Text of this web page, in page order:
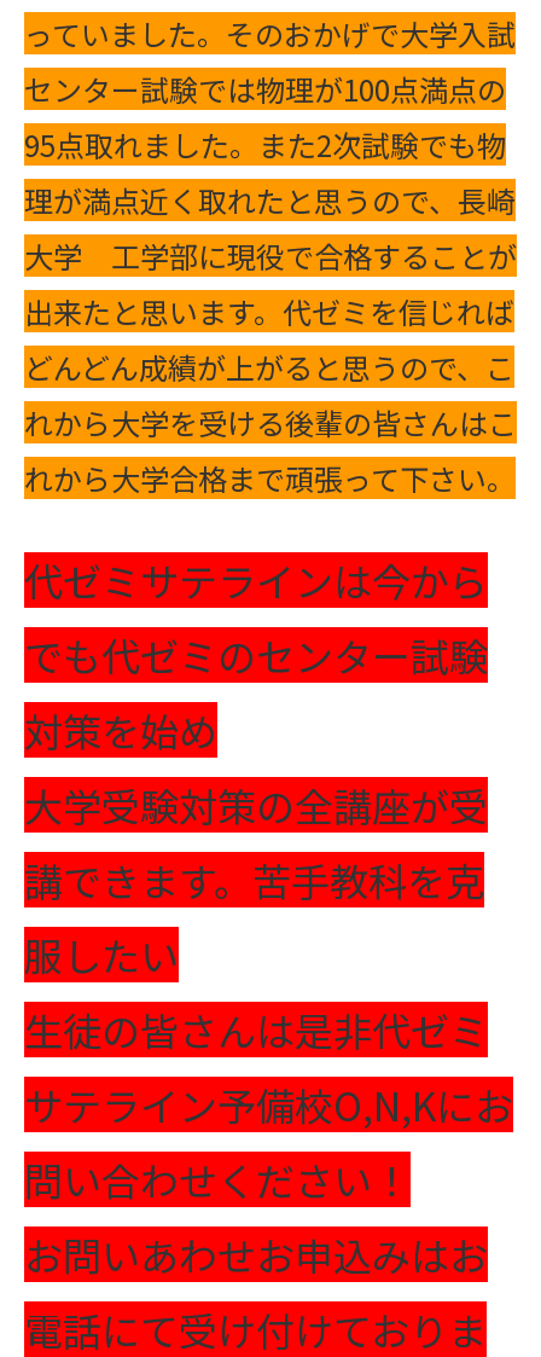
っていました。そのおかげで大学入試
センター試験では物理が100点満点の
95点取れました。また2次試験でも物
理が満点近く取れたと思うので、長崎
大学 工学部に現役で合格することが
出来たと思います。代ゼミを信じれば
どんどん成績が上がると思うので、こ
れから大学を受ける後輩の皆さんはこ
れから大学合格まで頑張って下さい。
代ゼミサテラインは今から
でも代ゼミのセンター試験
対策を始め
大学受験対策の全講座が受
講できます。苦手教科を克
服したい
生徒の皆さんは是非代ゼミ
サテライン予備校O,N,Kにお
問い合わせください！
お問いあわせお申込みはお
電話にて受け付けておりま